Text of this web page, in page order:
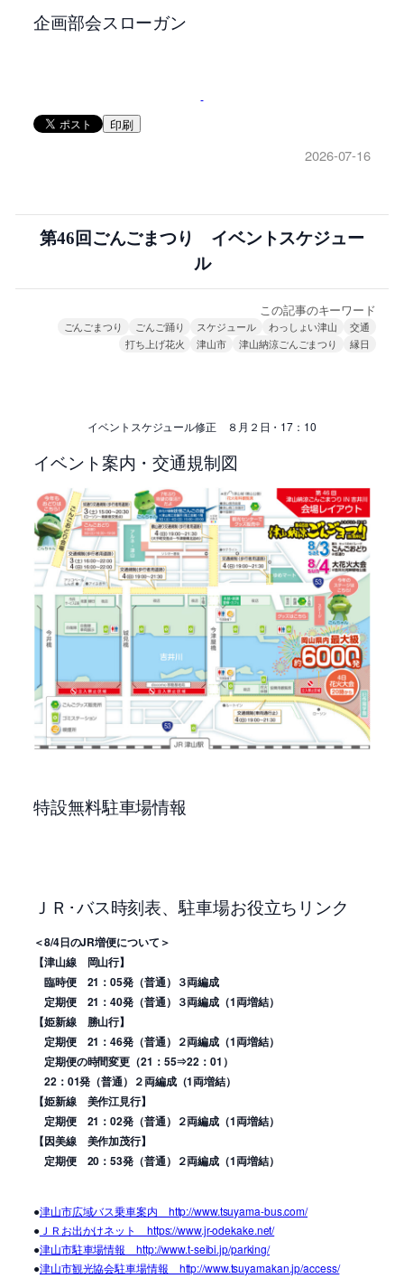
企画部会スローガン
印刷
2026-07-16
第46回ごんごまつり イベントスケジュー
ル
この記事のキーワード
ごんごまつり ごんご踊り スケジュール わっしょい津山
交通
打ち上げ花火
津山市 津山納涼ごんごまつり 縁日
イベントスケジュール修正 ８月２日・17：10
イベント案内・交通規制図
特設無料駐車場情報
ＪＲ･バス時刻表、駐車場お役立ちリンク
＜8/4日のJR増便について＞
【津山線 岡山行】
臨時便 21：05発（普通）３両編成
定期便 21：40発（普通）３両編成（1両増結）
【姫新線 勝山行】
定期便 21：46発（普通）２両編成 （1両増結）
定期便の時間変更（21：55⇒22：01）
22：01発（普通） ２両編成（1両増結）
【姫新線 美作江見行】
定期便 21：02発（普通） ２両編成 （1両増結）
【因美線 美作加茂行】
定期便 20：53発（普通） ２両編成 （1両増結）
●津山市広域バス乗車案内 http://www.tsuyama-bus.com/
●ＪＲお出かけネット https://www.jr-odekake.net/
●津山市駐車場情報 http://www.t-seibi.jp/parking/
●津山市観光協会駐車場情報 http://www.tsuyamakan.jp/access/